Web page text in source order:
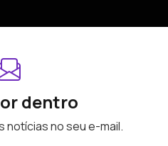
dentro
notícias no seu e-mail.